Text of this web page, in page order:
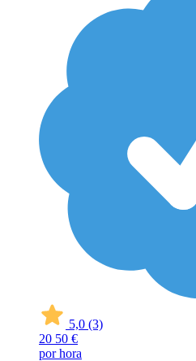
5,0 (3)
20 50 €
por hora